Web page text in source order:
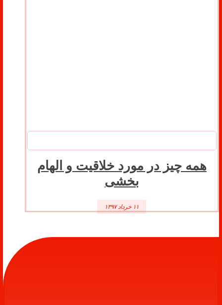
همه چیز در مورد خلاقیت و الهام
بخشی
۱۱ خرداد ۱۳۹۷